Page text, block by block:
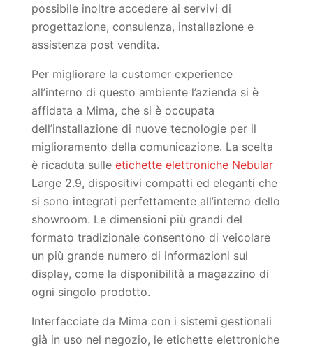
possibile inoltre accedere ai servivi di
progettazione, consulenza, installazione e
assistenza post vendita.
Per migliorare la customer experience
all’interno di questo ambiente l’azienda si è
affidata a Mima, che si è occupata
dell’installazione di nuove tecnologie per il
miglioramento della comunicazione. La scelta
è ricaduta sulle etichette elettroniche Nebular
Large 2.9, dispositivi compatti ed eleganti che
si sono integrati perfettamente all’interno dello
showroom. Le dimensioni più grandi del
formato tradizionale consentono di veicolare
un più grande numero di informazioni sul
display, come la disponibilità a magazzino di
ogni singolo prodotto.
Interfacciate da Mima con i sistemi gestionali
già in uso nel negozio, le etichette elettroniche